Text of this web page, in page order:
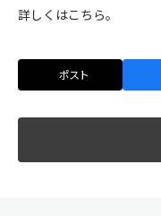
詳しくはこちら。
ポスト